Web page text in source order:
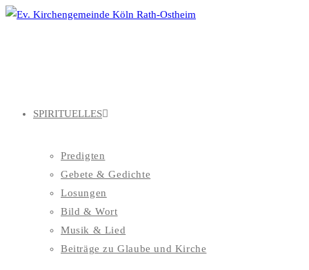
Zum
SPIRITUELLES
Predigten
Gebete & Gedichte
Losungen
Bild & Wort
Musik & Lied
Beiträge zu Glaube und Kirche